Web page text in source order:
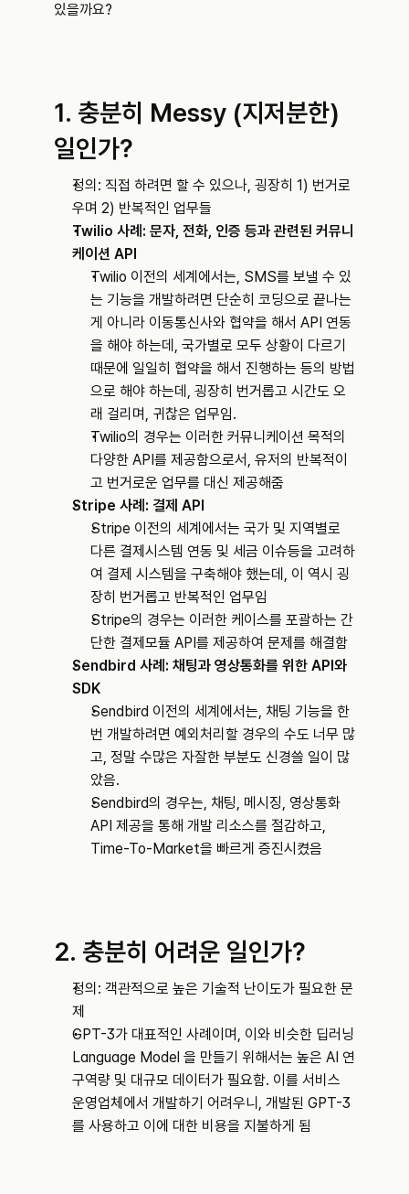
있을까요?
1. 충분히 Messy (지저분한)
일인가?
정의: 직접 하려면 할 수 있으나, 굉장히 1) 번거로
우며 2) 반복적인 업무들
Twilio 사례: 문자, 전화, 인증 등과 관련된 커뮤니
케이션 API
Twilio 이전의 세계에서는, SMS를 보낼 수 있
는 기능을 개발하려면 단순히 코딩으로 끝나는
게 아니라 이동통신사와 협약을 해서 API 연동
을 해야 하는데, 국가별로 모두 상황이 다르기
때문에 일일히 협약을 해서 진행하는 등의 방법
으로 해야 하는데, 굉장히 번거롭고 시간도 오
래 걸리며, 귀찮은 업무임.
Twilio의 경우는 이러한 커뮤니케이션 목적의
다양한 API를 제공함으로서, 유저의 반복적이
고 번거로운 업무를 대신 제공해줌
Stripe 사례: 결제 API
Stripe 이전의 세계에서는 국가 및 지역별로
다른 결제시스템 연동 및 세금 이슈등을 고려하
여 결제 시스템을 구축해야 했는데, 이 역시 굉
장히 번거롭고 반복적인 업무임
Stripe의 경우는 이러한 케이스를 포괄하는 간
단한 결제모듈 API를 제공하여 문제를 해결함
Sendbird 사례: 채팅과 영상통화를 위한 API와
SDK
Sendbird 이전의 세계에서는, 채팅 기능을 한
번 개발하려면 예외처리할 경우의 수도 너무 많
고, 정말 수많은 자잘한 부분도 신경쓸 일이 많
았음.
Sendbird의 경우는, 채팅, 메시징, 영상통화
API 제공을 통해 개발 리소스를 절감하고,
Time-To-Market을 빠르게 증진시켰음
2. 충분히 어려운 일인가?
정의: 객관적으로 높은 기술적 난이도가 필요한 문
제
GPT-3가 대표적인 사례이며, 이와 비슷한 딥러닝
Language Model 을 만들기 위해서는 높은 AI 연
구역량 및 대규모 데이터가 필요함. 이를 서비스
운영업체에서 개발하기 어려우니, 개발된 GPT-3
를 사용하고 이에 대한 비용을 지불하게 됨